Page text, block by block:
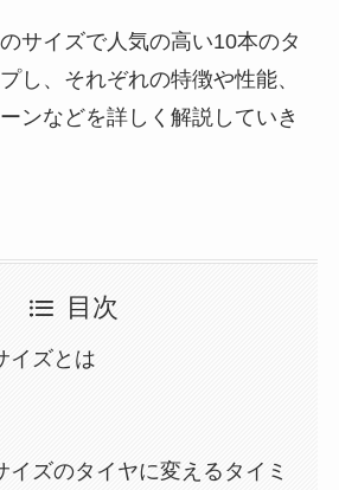
サイズで人気の高い10本のタ
し、それぞれの特徴や性能、
ンなどを詳しく解説していき
目次
イズとは
イズのタイヤに変えるタイミ